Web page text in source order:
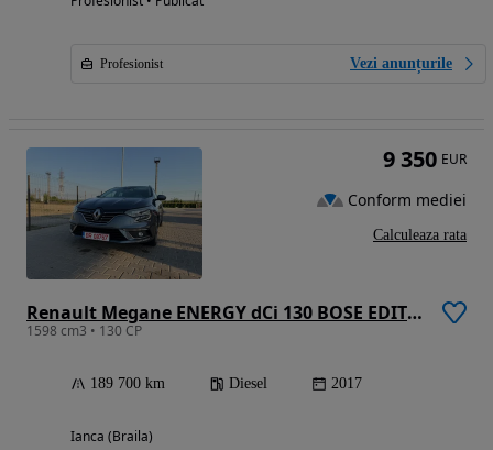
Profesionist Vezi anunțurile
Renault Megane ENERGY dCi 130 BOSE EDITION
1598 cm3 • 130 CP
189 700 km Diesel 2017
Ianca (Braila)
9 350 EUR
Conform mediei
Calculeaza rata